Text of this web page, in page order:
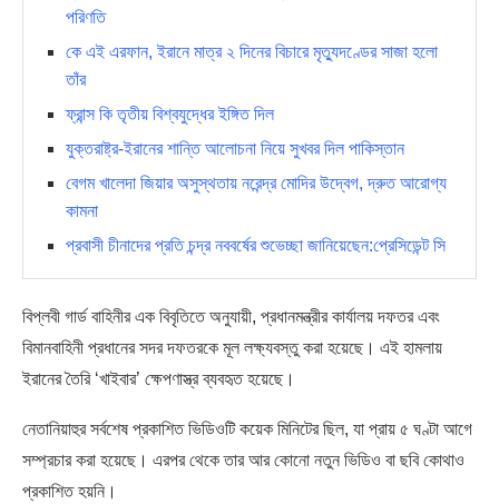
পরিণতি
কে এই এরফান, ইরানে মাত্র ২ দিনের বিচারে মৃত্যুদণ্ডের সাজা হলো
তাঁর
ফ্রান্স কি তৃতীয় বিশ্বযুদ্ধের ইঙ্গিত দিল
যুক্তরাষ্ট্র-ইরানের শান্তি আলোচনা নিয়ে সুখবর দিল পাকিস্তান
বেগম খালেদা জিয়ার অসুস্থতায় নরেন্দ্র মোদির উদ্বেগ, দ্রুত আরোগ্য
কামনা
প্রবাসী চীনাদের প্রতি চন্দ্র নববর্ষের শুভেচ্ছা জানিয়েছেন:প্রেসিডেন্ট সি
বিপ্লবী গার্ড বাহিনীর এক বিবৃতিতে অনুযায়ী, প্রধানমন্ত্রীর কার্যালয় দফতর এবং
বিমানবাহিনী প্রধানের সদর দফতরকে মূল লক্ষ্যবস্তু করা হয়েছে। এই হামলায়
ইরানের তৈরি ‘খাইবার’ ক্ষেপণাস্ত্র ব্যবহৃত হয়েছে।
নেতানিয়াহুর সর্বশেষ প্রকাশিত ভিডিওটি কয়েক মিনিটের ছিল, যা প্রায় ৫ ঘণ্টা আগে
সম্প্রচার করা হয়েছে। এরপর থেকে তার আর কোনো নতুন ভিডিও বা ছবি কোথাও
প্রকাশিত হয়নি।